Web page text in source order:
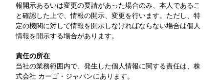
報開示あるいは変更の要請があった場合のみ、本人であるこ
と確認した上で、情報の開示、変更を行います。ただし、特
定の機関に対して情報を開示しなければならない場合は個人
情報を開示する場合があります。
責任の所在
当社の業務範囲内で、発生した個人情報に関する責任は、株
式会社 カーゴ・ジャパンにあります。